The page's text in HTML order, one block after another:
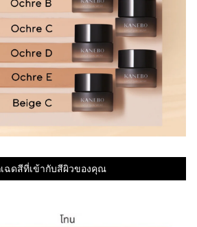
เฉดสีที่เข้ากับสีผิวของคุณ